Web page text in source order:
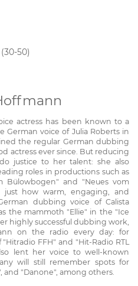
50)
actress has been known to a
German voice of Julia Roberts in
the regular German dubbing
actress ever since. But reducing
justice to her talent: she also
roles in productions such as
Bülowbogen" and "Neues vom
just how warm, engaging, and
dubbing voice of Calista
the mammoth "Ellie" in the "Ice
highly successful dubbing work,
on the radio every day: for
FFH" and "Hit-Radio RTL
lent her voice to well-known
will still remember spots for
and "Danone", among others.